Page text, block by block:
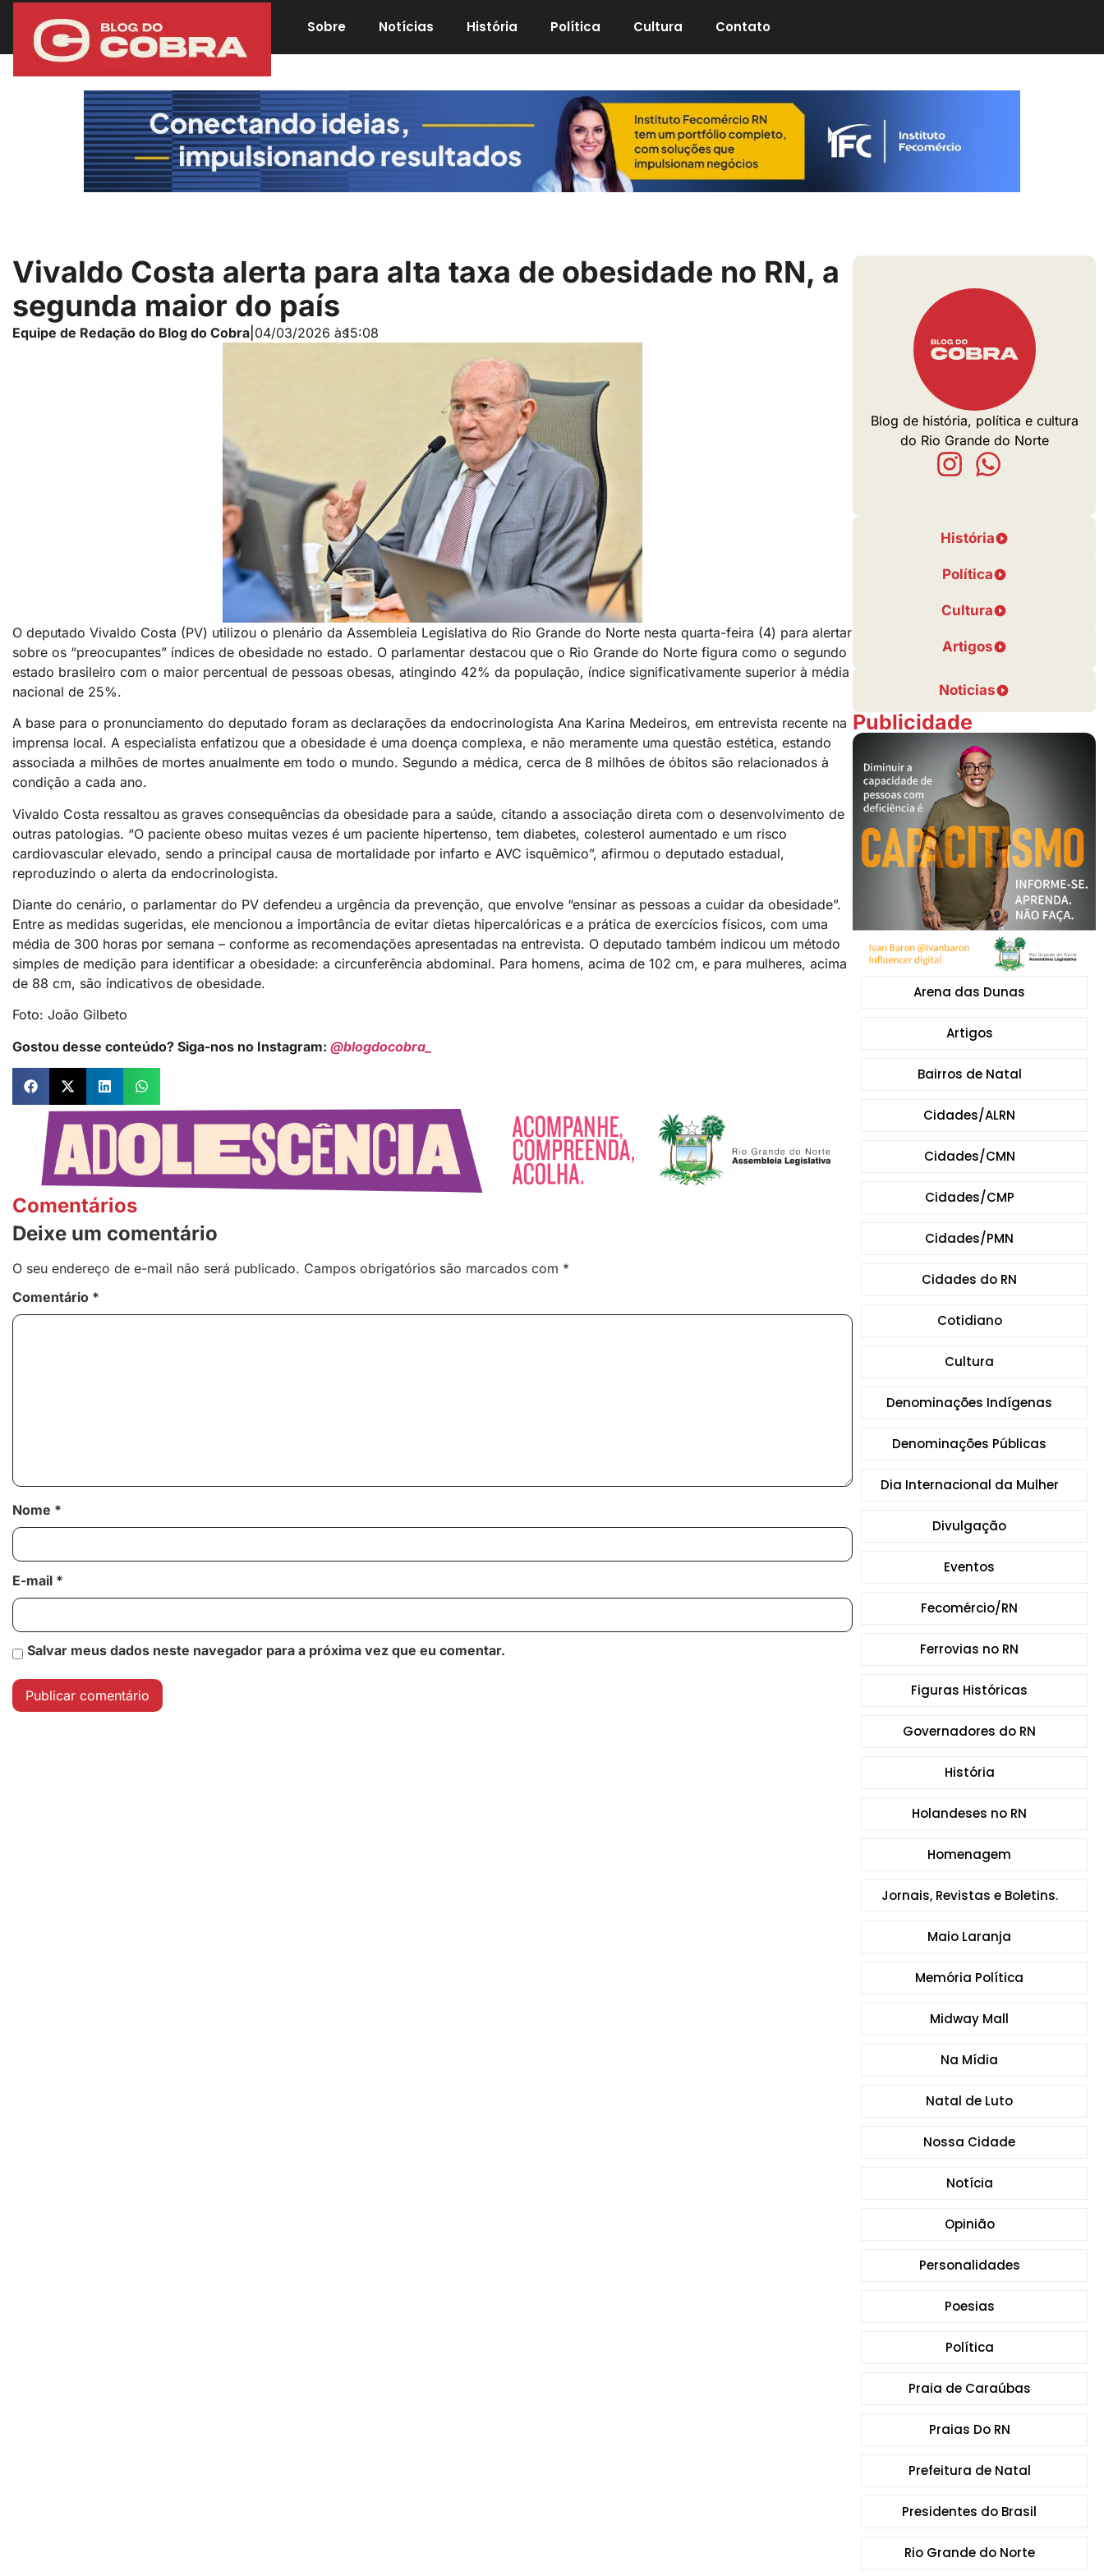
Sobre Notícias História Política Cultura Contato
Blog de história, política e cultura
do Rio Grande do Norte
História
Política
Cultura
Artigos
Noticias
Publicidade
Arena das Dunas
Artigos
Bairros de Natal
Cidades/ALRN
Cidades/CMN
Cidades/CMP
Cidades/PMN
Cidades do RN
Cotidiano
Cultura
Denominações Indígenas
Denominações Públicas
Dia Internacional da Mulher
Divulgação
Eventos
Fecomércio/RN
Ferrovias no RN
Figuras Históricas
Governadores do RN
História
Holandeses no RN
Homenagem
Jornais, Revistas e Boletins.
Maio Laranja
Memória Política
Midway Mall
Na Mídia
Natal de Luto
Nossa Cidade
Notícia
Opinião
Personalidades
Poesias
Política
Praia de Caraúbas
Praias Do RN
Prefeitura de Natal
Presidentes do Brasil
Rio Grande do Norte
Vivaldo Costa alerta para alta taxa de obesidade no RN, a
segunda maior do país
Equipe de Redação do Blog do Cobra 04/03/2026 às15:08
O deputado Vivaldo Costa (PV) utilizou o plenário da Assembleia Legislativa do Rio Grande do Norte nesta quarta-feira (4) para alertar
sobre os “preocupantes” índices de obesidade no estado. O parlamentar destacou que o Rio Grande do Norte figura como o segundo
estado brasileiro com o maior percentual de pessoas obesas, atingindo 42% da população, índice significativamente superior à média
nacional de 25%.
A base para o pronunciamento do deputado foram as declarações da endocrinologista Ana Karina Medeiros, em entrevista recente na
imprensa local. A especialista enfatizou que a obesidade é uma doença complexa, e não meramente uma questão estética, estando
associada a milhões de mortes anualmente em todo o mundo. Segundo a médica, cerca de 8 milhões de óbitos são relacionados à
condição a cada ano.
Vivaldo Costa ressaltou as graves consequências da obesidade para a saúde, citando a associação direta com o desenvolvimento de
outras patologias. “O paciente obeso muitas vezes é um paciente hipertenso, tem diabetes, colesterol aumentado e um risco
cardiovascular elevado, sendo a principal causa de mortalidade por infarto e AVC isquêmico”, afirmou o deputado estadual,
reproduzindo o alerta da endocrinologista.
Diante do cenário, o parlamentar do PV defendeu a urgência da prevenção, que envolve “ensinar as pessoas a cuidar da obesidade”.
Entre as medidas sugeridas, ele mencionou a importância de evitar dietas hipercalóricas e a prática de exercícios físicos, com uma
média de 300 horas por semana – conforme as recomendações apresentadas na entrevista. O deputado também indicou um método
simples de medição para identificar a obesidade: a circunferência abdominal. Para homens, acima de 102 cm, e para mulheres, acima
de 88 cm, são indicativos de obesidade.
Foto: João Gilbeto
Gostou desse conteúdo? Siga-nos no Instagram: @blogdocobra_
Comentários
Deixe um comentário
O seu endereço de e-mail não será publicado. Campos obrigatórios são marcados com *
Comentário *
Nome *
E-mail *
Salvar meus dados neste navegador para a próxima vez que eu comentar.